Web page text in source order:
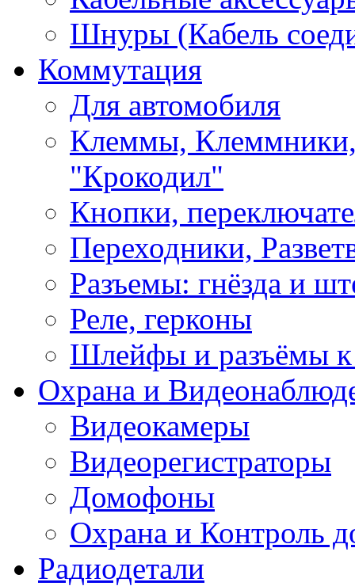
Шнуры (Кабель
Коммутация
Для автомобиля
Клеммы,
"Крокодил"
Кнопки,
Переходники,
Разъемы: гнёзда и
Реле, герконы
Шлейфы и разъёмы
Охрана и
Видеокамеры
Видеорегистраторы
Домофоны
Охрана и Контроль
Радиодетали